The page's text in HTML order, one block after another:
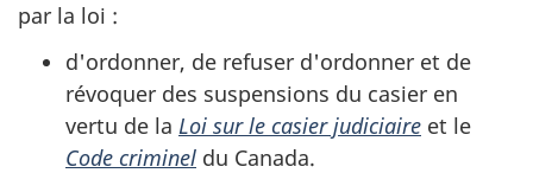
par la loi :
d'ordonner, de refuser d'ordonner et de
révoquer des suspensions du casier en
vertu de la Loi sur le casier judiciaire et le
Code criminel du Canada.